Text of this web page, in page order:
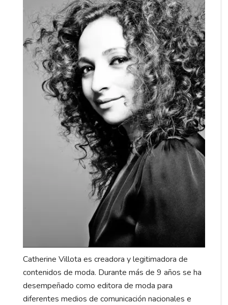
Catherine Villota es creadora y legitimadora de
contenidos de moda. Durante más de 9 años se ha
desempeñado como editora de moda para
diferentes medios de comunicación nacionales e